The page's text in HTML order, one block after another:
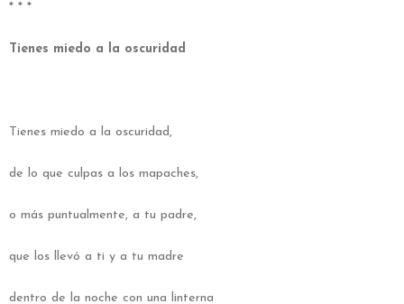
* * *
Tienes miedo a la oscuridad
Tienes miedo a la oscuridad,
de lo que culpas a los mapaches,
o más puntualmente, a tu padre,
que los llevó a ti y a tu madre
dentro de la noche con una linterna